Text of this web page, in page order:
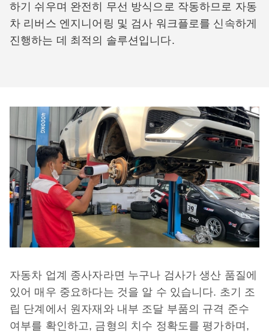
하기 쉬우며 완전히 무선 방식으로 작동하므로 자동
차 리버스 엔지니어링 및 검사 워크플로를 신속하게
진행하는 데 최적의 솔루션입니다.
자동차 업계 종사자라면 누구나 검사가 생산 품질에
있어 매우 중요하다는 것을 알 수 있습니다. 초기 조
립 단계에서 원자재와 내부 조달 부품의 규격 준수
여부를 확인하고, 금형의 치수 정확도를 평가하며,